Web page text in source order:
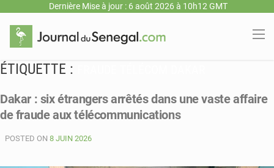
Dernière Mise à jour : 6 août 2026 à 10h12 GMT
ÉTIQUETTE :
Dakar : six étrangers arrêtés dans une vaste affaire
de fraude aux télécommunications
POSTED ON 8 JUIN 2026